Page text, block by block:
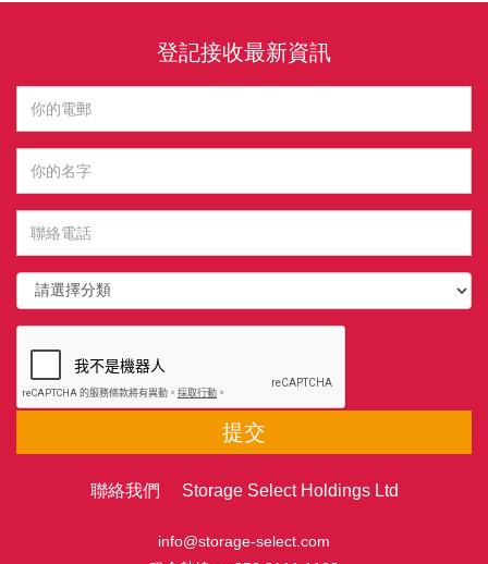
登記接收最新資訊
提交
聯絡我們 Storage Select Holdings Ltd
info@storage-select.com